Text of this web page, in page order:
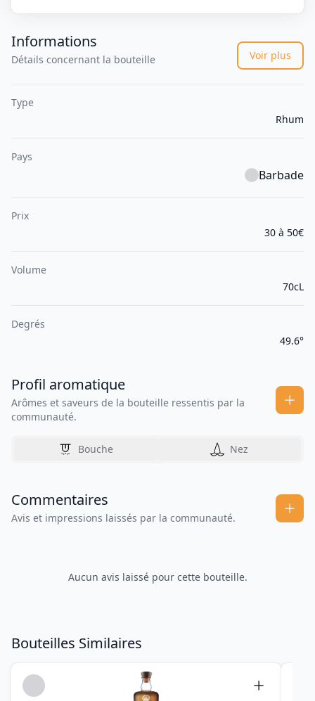
Informations
Détails concernant la bouteille Voir plus
Type
Rhum
Pays
Barbade
Prix
30 à 50€
Volume
70cL
Degrés
49.6°
Profil aromatique
Arômes et saveurs de la bouteille ressentis par la
communauté.
Bouche Nez
Commentaires
Avis et impressions laissés par la communauté.
Aucun avis laissé pour cette bouteille.
Bouteilles Similaires